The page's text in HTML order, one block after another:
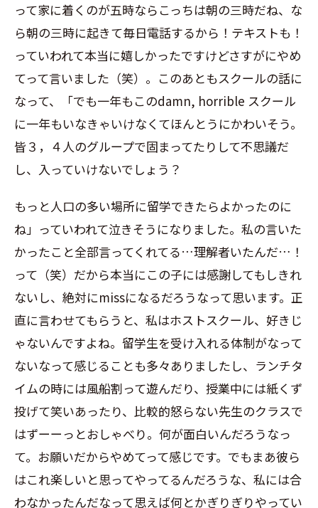
って家に着くのが五時ならこっちは朝の三時だね、な
ら朝の三時に起きて毎日電話するから！テキストも！
っていわれて本当に嬉しかったですけどさすがにやめ
てって言いました（笑）。このあともスクールの話に
なって、「でも一年もこのdamn, horrible スクール
に一年もいなきゃいけなくてほんとうにかわいそう。
皆３，４人のグループで固まってたりして不思議だ
し、入っていけないでしょう？
もっと人口の多い場所に留学できたらよかったのに
ね」っていわれて泣きそうになりました。私の言いた
かったこと全部言ってくれてる…理解者いたんだ…！
って（笑）だから本当にこの子には感謝してもしきれ
ないし、絶対にmissになるだろうなって思います。正
直に言わせてもらうと、私はホストスクール、好きじ
ゃないんですよね。留学生を受け入れる体制がなって
ないなって感じることも多々ありましたし、ランチタ
イムの時には風船割って遊んだり、授業中には紙くず
投げて笑いあったり、比較的怒らない先生のクラスで
はずーーっとおしゃべり。何が面白いんだろうなっ
て。お願いだからやめてって感じです。でもまあ彼ら
はこれ楽しいと思ってやってるんだろうな、私には合
わなかったんだなって思えば何とかぎりぎりやってい